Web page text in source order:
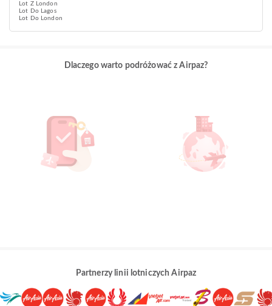
Lot Z London
Lot Do Lagos
Lot Do London
Dlaczego warto podróżować z Airpaz?
Partnerzy linii lotniczych Airpaz